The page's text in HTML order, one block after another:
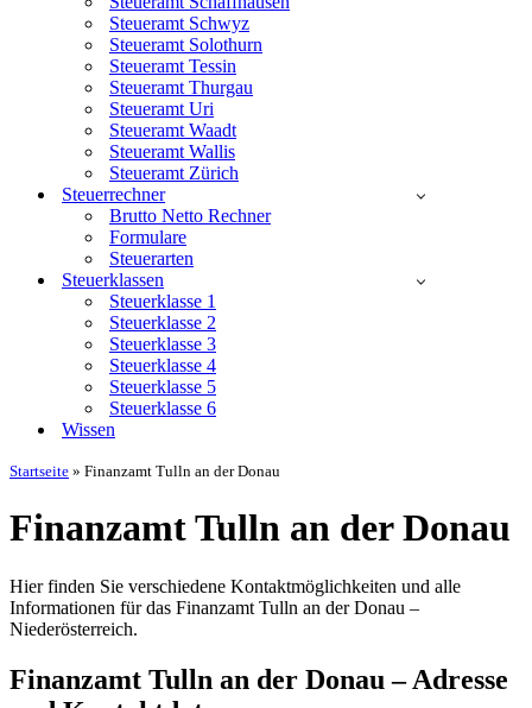
Steueramt Schwyz
Steueramt Solothurn
Steueramt Tessin
Steueramt Thurgau
Steueramt Uri
Steueramt Waadt
Steueramt Wallis
Steueramt Zürich
Steuerrechner
Brutto Netto Rechner
Formulare
Steuerarten
Steuerklassen
Steuerklasse 1
Steuerklasse 2
Steuerklasse 3
Steuerklasse 4
Steuerklasse 5
Steuerklasse 6
Wissen
Startseite » Finanzamt Tulln an der Donau
Finanzamt Tulln an der Donau
Hier finden Sie verschiedene Kontaktmöglichkeiten und alle
Informationen für das Finanzamt Tulln an der Donau –
Niederösterreich.
Finanzamt Tulln an der Donau – Adresse